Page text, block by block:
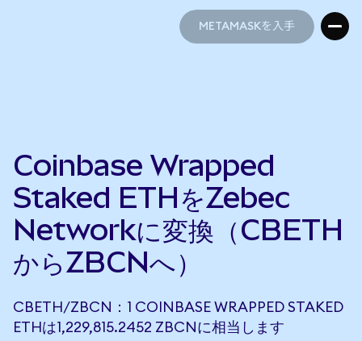
METAMASKを入手
Coinbase Wrapped
Staked ETHをZebec
Networkに変換（CBETH
からZBCNへ）
CBETH/ZBCN：1 COINBASE WRAPPED STAKED
ETHは1,229,815.2452 ZBCNに相当します